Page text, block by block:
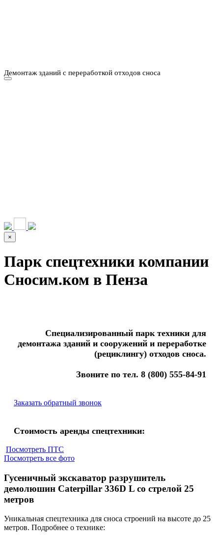
Демонтаж зданий с переработкой отходов сноса
×
Парк спецтехники компании
Сносим.ком в Пенза
Специализированный парк техники для
демонтажа зданий и сооружений и переработке
(рециклингу) отходов сноса.
Звоните по тел. 8 (800) 555-84-91
Заказать обратный звонок
Стоимость аренды спецтехники:
Посмотреть ПТС
Посмотреть все фото
Гусеничный экскаватор разрушитель
демолюшин Caterpillar 336D L со стрелой 25
метров
Уникальная спецтехника для сноса строений на высоте до 25
метров. Подробнее о технике: